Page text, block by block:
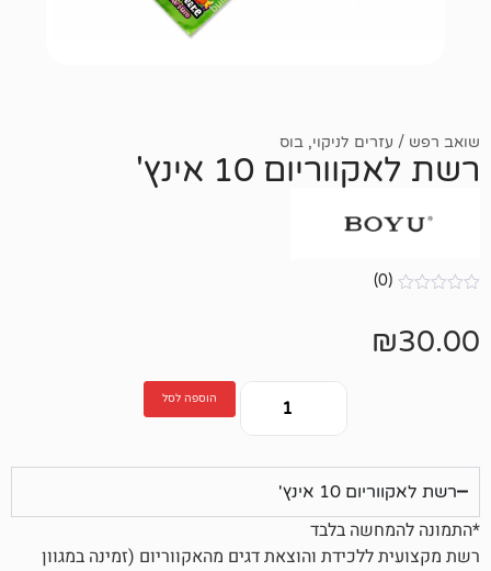
לניקוי,בוס
10 אינץ'
הוספה לסל
בלבד
והוצאת דגים מהאקווריום (זמינה במגוון